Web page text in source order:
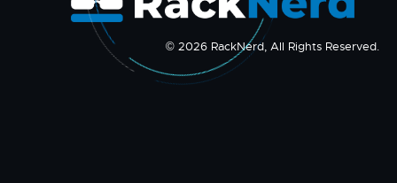
© 2026 RackNerd, All Rights Reserved.